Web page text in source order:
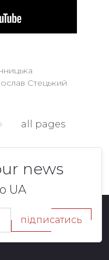
Стецький
all pages
news
UA
підписатись